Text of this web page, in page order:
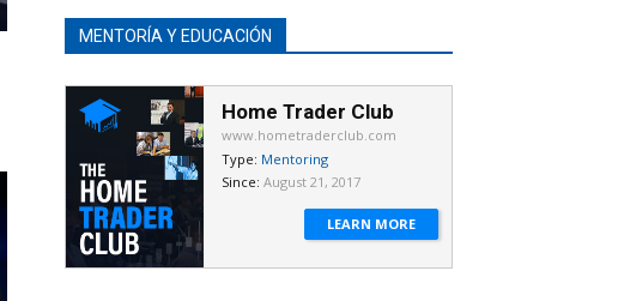
MENTORÍA Y EDUCACIÓN
Home Trader Club
www.hometraderclub.com
Type: Mentoring
Since: August 21, 2017
LEARN MORE